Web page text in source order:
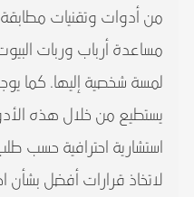
من أدوات وتقنيات مطابقة
مساعدة أرباب وربات
لمسة شخصية إليها. كما
يستطيع من خلال هذه
استشارية احترافية حسب
لاتخاذ قرارات أفضل بشأن